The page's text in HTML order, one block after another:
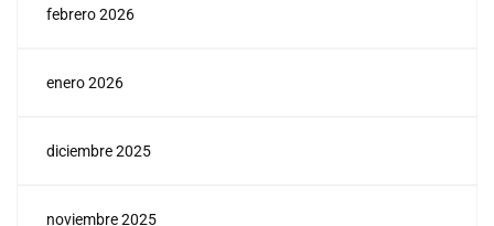
febrero 2026
enero 2026
diciembre 2025
noviembre 2025